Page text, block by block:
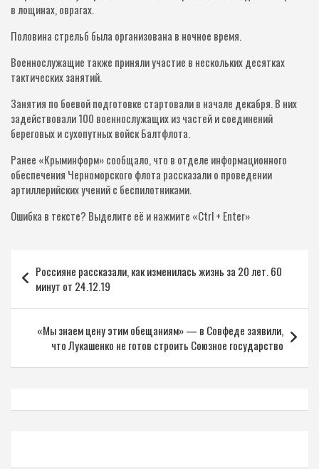
в лощинах, оврагах.
Половина стрельб была организована в ночное время.
Военнослужащие также приняли участие в нескольких десятках
тактических занятий.
Занятия по боевой подготовке стартовали в начале декабря. В них
задействовали 100 военнослужащих из частей и соединений
береговых и сухопутных войск Балтфлота.
Ранее «Крыминформ» сообщало, что в отделе информационного
обеспечения Черноморского флота рассказали о проведении
артиллерийских учений с беспилотниками.
Ошибка в тексте? Выделите её и нажмите «Ctrl + Enter»
по
записям
Россияне рассказали, как изменилась жизнь за 20 лет. 60
минут от 24.12.19
«Мы знаем цену этим обещаниям» — в Совфеде заявили,
что Лукашенко не готов строить Союзное государство